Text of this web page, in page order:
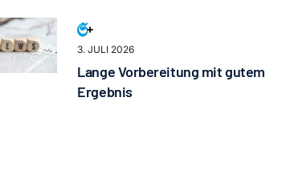
3. JULI 2026
Lange Vorbereitung mit gutem
Ergebnis